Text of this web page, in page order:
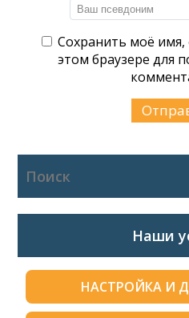
Сохранить моё имя,
этом браузере для
Наши
НАСТРОЙКА И